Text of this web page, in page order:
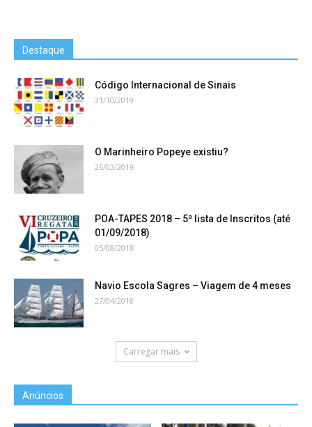
Destaque
Código Internacional de Sinais
31/10/2019
O Marinheiro Popeye existiu?
26/03/2019
POA-TAPES 2018 – 5ª lista de Inscritos (até
01/09/2018)
05/08/2018
Navio Escola Sagres – Viagem de 4 meses
27/04/2018
Carregar mais
Anúncios